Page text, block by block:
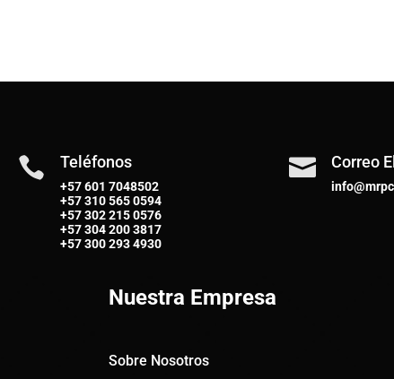
 Teléfonos
+57 601 7048502
+57310 565 0594
+57302 215 0576
+57304 200 3817
+57300 293 4930
 Correo
Nuestra Empresa
Sobre Nosotros